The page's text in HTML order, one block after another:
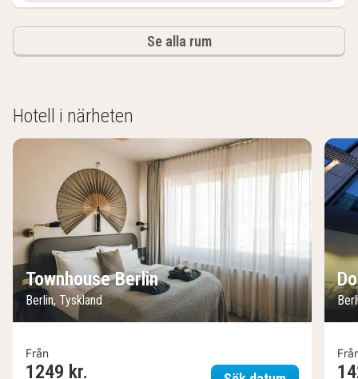
Se alla rum
Hotell i närheten
Townhouse Berlin
Berlin, Tyskland
Från
1249 kr.